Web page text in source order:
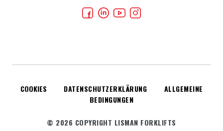
COOKIES DATENSCHUTZERKLÄRUNG
ALLGEMEINE
BEDINGUNGEN
© 2026 COPYRIGHT LISMAN FORKLIFTS